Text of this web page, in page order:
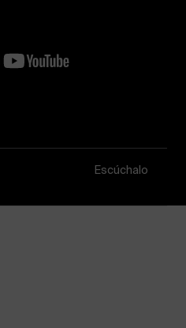
Escúchalo